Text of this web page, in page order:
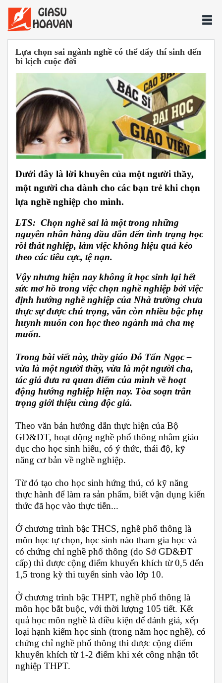
Lựa chọn sai ngành nghề có thể đẩy thí sinh đến
bi kịch cuộc đời
Dưới đây là lời khuyên của một người thầy,
một người cha dành cho các bạn trẻ khi chọn
lựa nghề nghiệp cho mình.
LTS: Chọn nghề sai là một trong những
nguyên nhân hàng đầu dẫn đến tình trạng học
rồi thất nghiệp, làm việc không hiệu quả kéo
theo các tiêu cực, tệ nạn.
Vậy nhưng hiện nay không ít học sinh lại hết
sức mơ hồ trong việc chọn nghề nghiệp bởi việc
định hướng nghề nghiệp của Nhà trường chưa
thực sự được chú trọng, vẫn còn nhiều bậc phụ
huynh muốn con học theo ngành mà cha mẹ
muốn.
Trong bài viết này, thầy giáo Đỗ Tấn Ngọc –
vừa là một người thầy, vừa là một người cha,
tác giả đưa ra quan điểm của mình về hoạt
động hướng nghiệp hiện nay. Tòa soạn trân
trọng giới thiệu cùng độc giả.
Theo văn bản hướng dẫn thực hiện của Bộ
GD&ĐT, hoạt động nghề phổ thông nhằm giáo
dục cho học sinh hiểu, có ý thức, thái độ, kỹ
năng cơ bản về nghề nghiệp.
Từ đó tạo cho học sinh hứng thú, có kỹ năng
thực hành để làm ra sản phẩm, biết vận dụng kiến
thức đã học vào thực tiễn...
Ở chương trình bậc THCS, nghề phổ thông là
môn học tự chọn, học sinh nào tham gia học và
có chứng chỉ nghề phổ thông (do Sở GD&ĐT
cấp) thì được cộng điểm khuyến khích từ 0,5 đến
1,5 trong kỳ thi tuyển sinh vào lớp 10.
Ở chương trình bậc THPT, nghề phổ thông là
môn học bắt buộc, với thời lượng 105 tiết. Kết
quả học môn nghề là điều kiện để đánh giá, xếp
loại hạnh kiểm học sinh (trong năm học nghề), có
chứng chỉ nghề phổ thông thì được cộng điểm
khuyến khích từ 1-2 điểm khi xét công nhận tốt
nghiệp THPT.